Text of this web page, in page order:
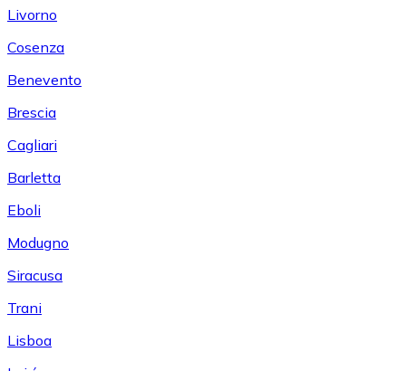
Livorno
Cosenza
Benevento
Brescia
Cagliari
Barletta
Eboli
Modugno
Siracusa
Trani
Lisboa